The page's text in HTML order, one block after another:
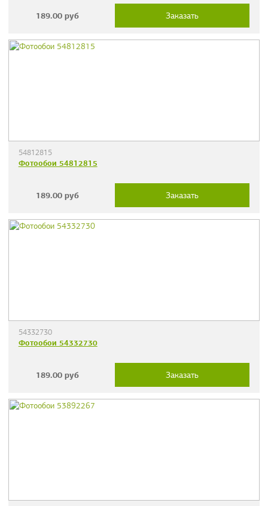
189.00 руб Заказать
54812815
Фотообои 54812815
189.00 руб Заказать
54332730
Фотообои 54332730
189.00 руб Заказать